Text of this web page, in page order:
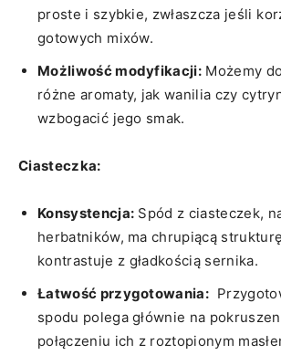
proste i szybkie, zwłaszcza jeśli
gotowych⁢ mixów.
Możliwość modyfikacji: Możemy⁤
różne aromaty, jak wanilia‍ czy​
wzbogacić⁣ jego smak.
Ciasteczka:
Konsystencja: Spód z ciasteczek,
herbatników, ma chrupiącą
kontrastuje z ⁤gładkością sernika.
Łatwość ‌przygotowania:
spodu polega głównie na
połączeniu ich z roztopionym